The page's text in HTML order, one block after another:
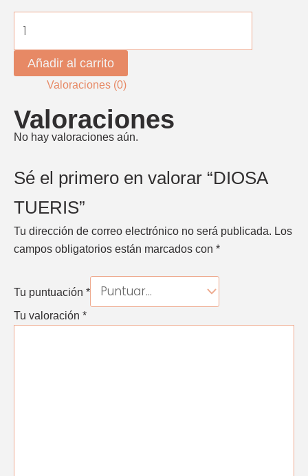
Añadir al carrito
Valoraciones (0)
Valoraciones
No hay valoraciones aún.
Sé el primero en valorar “DIOSA
TUERIS”
Tu dirección de correo electrónico no será publicada. Los
campos obligatorios están marcados con *
Tu puntuación *
Tu valoración *